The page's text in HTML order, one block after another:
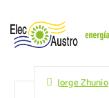
Jorge Zhunio